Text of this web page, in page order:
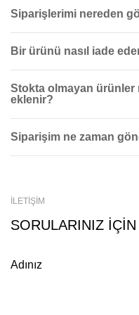
Siparişlerimi nereden
Bir ürünü nasıl iade
Stokta olmayan ürünler
eklenir?
Siparişim ne zaman
İLETİŞİM
SORULARINIZ
Adınız